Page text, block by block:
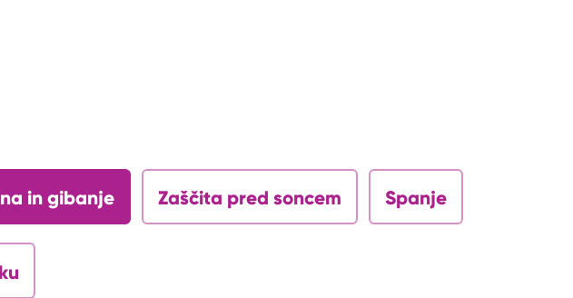
in gibanje Zaščita pred soncem Spanje